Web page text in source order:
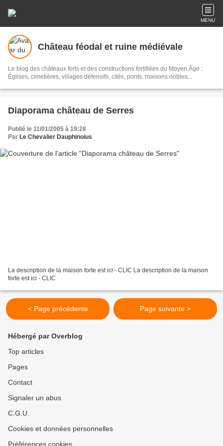
MENU
Château féodal et ruine médiévale
Le blog des châteaux forts et des constructions fortifiées du Moyen Âge :
Églises, cimetières, villages défensifs, cités, ponts, maisons nobles...
Diaporama château de Serres
Publié le 11/01/2005 à 19:28
Par Le Chevalier Dauphinoius
La description de la maison forte est ici - CLIC La description de la maison
forte est ici - CLIC
< Page précédente Page suivante >
Hébergé par Overblog
Top articles
Pages
Contact
Signaler un abus
C.G.U.
Cookies et données personnelles
Préférences cookies